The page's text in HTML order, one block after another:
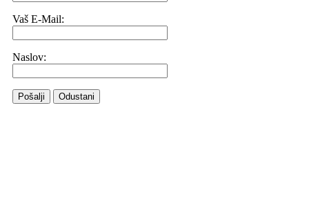
Vaš E-Mail:
Naslov:
Pošalji Odustani